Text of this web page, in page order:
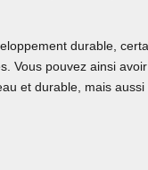
durable,
Vous pouvez ainsi avoir
et durable, mais aussi